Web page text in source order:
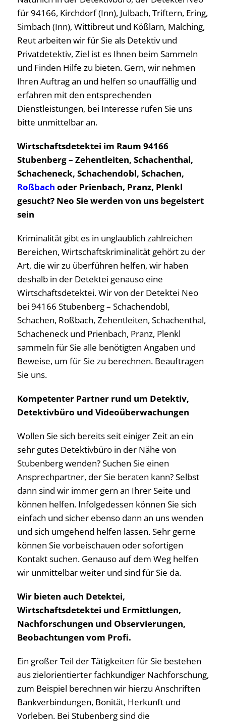
für 94166, Kirchdorf (Inn), Julbach, Triftern, Ering,
Simbach (Inn), Wittibreut und Kößlarn, Malching,
Reut arbeiten wir für Sie als Detektiv und
Privatdetektiv, Ziel ist es Ihnen beim Sammeln
und Finden Hilfe zu bieten. Gern, wir nehmen
Ihren Auftrag an und helfen so unauffällig und
erfahren mit den entsprechenden
Dienstleistungen, bei Interesse rufen Sie uns
bitte unmittelbar an.
Wirtschaftsdetektei im Raum 94166
Stubenberg – Zehentleiten, Schachenthal,
Schacheneck, Schachendobl, Schachen,
Roßbach oder Prienbach, Pranz, Plenkl
gesucht? Neo Sie werden von uns begeistert
sein
Kriminalität gibt es in unglaublich zahlreichen
Bereichen, Wirtschaftskriminalität gehört zu der
Art, die wir zu überführen helfen, wir haben
deshalb in der Detektei genauso eine
Wirtschaftsdetektei. Wir von der Detektei Neo
bei 94166 Stubenberg – Schachendobl,
Schachen, Roßbach, Zehentleiten, Schachenthal,
Schacheneck und Prienbach, Pranz, Plenkl
sammeln für Sie alle benötigten Angaben und
Beweise, um für Sie zu berechnen. Beauftragen
Sie uns.
Kompetenter Partner rund um Detektiv,
Detektivbüro und Videoüberwachungen
Wollen Sie sich bereits seit einiger Zeit an ein
sehr gutes Detektivbüro in der Nähe von
Stubenberg wenden? Suchen Sie einen
Ansprechpartner, der Sie beraten kann? Selbst
dann sind wir immer gern an Ihrer Seite und
können helfen. Infolgedessen können Sie sich
einfach und sicher ebenso dann an uns wenden
und sich umgehend helfen lassen. Sehr gerne
können Sie vorbeischauen oder sofortigen
Kontakt suchen. Genauso auf dem Weg helfen
wir unmittelbar weiter und sind für Sie da.
Wir bieten auch Detektei,
Wirtschaftsdetektei und Ermittlungen,
Nachforschungen und Observierungen,
Beobachtungen vom Profi.
Ein großer Teil der Tätigkeiten für Sie bestehen
aus zielorientierter fachkundiger Nachforschung,
zum Beispiel berechnen wir hierzu Anschriften
Bankverbindungen, Bonität, Herkunft und
Vorleben. Bei Stubenberg sind die